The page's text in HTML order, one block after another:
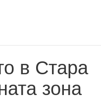
в Стара
зона